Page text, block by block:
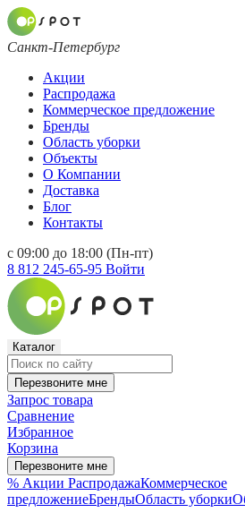
Санкт-Петербург
Акции
Распродажа
Коммерческое предложение
Бренды
Область уборки
Объекты
О Компании
Доставка
Блог
Контакты
с 09:00 до 18:00 (Пн-пт)
8 812 245-65-95 Войти
Каталог
Перезвоните мне
Запрос товара
Сравнение
Избранное
Корзина
Перезвоните мне
% Акции РаспродажаКоммерческое
предложениеБрендыОбласть уборки